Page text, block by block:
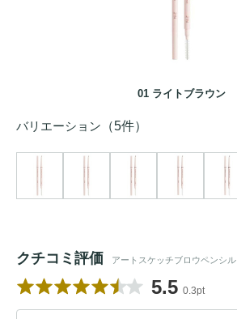
01 ライトブラウン
バリエーション （5件）
クチコミ評価 アートスケッチブロウペンシル
5.5 0.3pt